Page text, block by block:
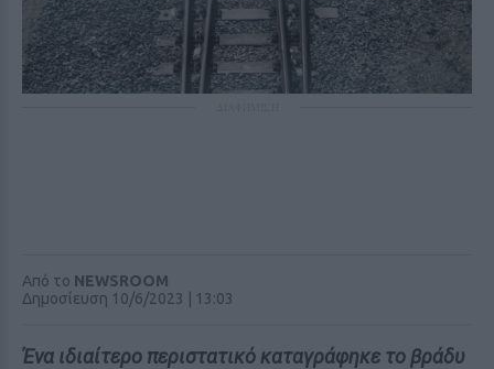
Από το NEWSROOM
Δημοσίευση 10/6/2023 | 13:03
Ένα ιδιαίτερο περιστατικό καταγράφηκε το βράδυ